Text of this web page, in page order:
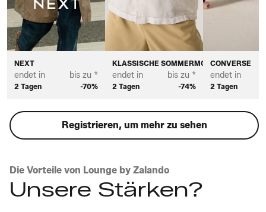
NEXT
endet in
2 Tagen
bis zu *
-70%
KLASSISCHE SOMMERMODE FÜR HERREN
endet in
2 Tagen
bis zu *
-74%
CONVERSE
endet in
2 Tagen
Registrieren, um mehr zu sehen
Die Vorteile von Lounge by Zalando
Unsere Stärken?